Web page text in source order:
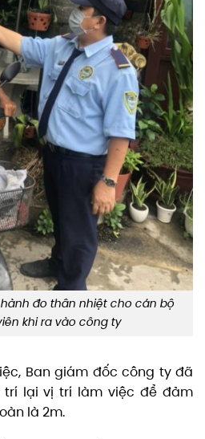
đo thân nhiệt cho cán bộ
khi ra vào công ty
Ban giám đốc công ty đã
lại vị trí làm việc để đảm
là 2m.